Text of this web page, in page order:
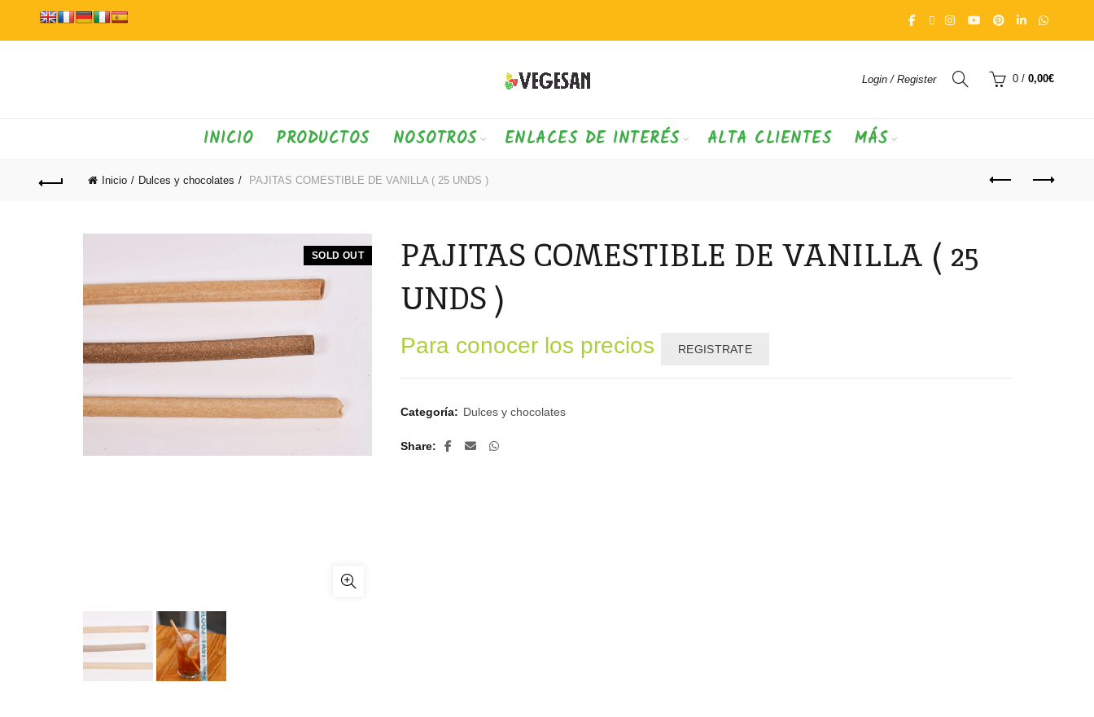
Login / Register 0 / 0,00€
INICIO PRODUCTOS NOSOTROS ENLACES DE INTERÉS ALTA CLIENTES MÁS
Inicio Dulces y chocolates PAJITAS COMESTIBLE DE VANILLA ( 25 UNDS )
SOLD OUT
PAJITAS COMESTIBLE DE VANILLA ( 25
UNDS )
Para conocer los precios REGISTRATE
Categoría: Dulces y chocolates
Share